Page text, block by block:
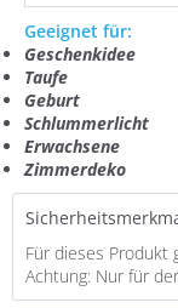
Geeignet für:
Geschenkidee
Taufe
Geburt
Schlummerlicht
Erwachsene
Zimmerdeko
Für dieses Produkt
Achtung: Nur für